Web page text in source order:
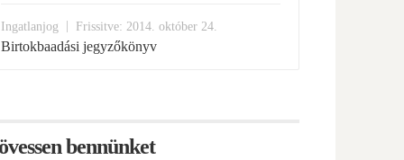
Ingatlanjog Frissitve: 2014. október 24.
Birtokbaadási jegyzőkönyv
bennünket